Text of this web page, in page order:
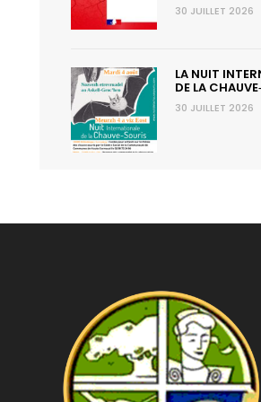
30 JUILLET 2026
LA NUIT
DE LA
30 JUILLET 2026